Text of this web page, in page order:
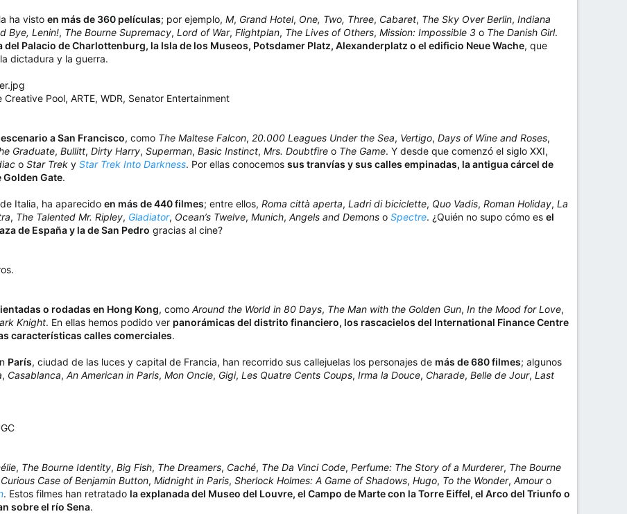
ha visto en más de 360 películas; por ejemplo, M, Grand Hotel, One, Two, Three, Cabaret, The Sky Over Berlin, Indiana
Bye, Lenin!, The Bourne Supremacy, Lord of War, Flightplan, The Lives of Others, Mission: Impossible 3 o The Danish Girl.
del Palacio de Charlottenburg, la Isla de los Museos, Potsdamer Platz, Alexanderplatz o el edificio Neue Wache, que
dictadura y la guerra.
Pool, ARTE, WDR, Senator Entertainment
a San Francisco, como The Maltese Falcon, 20.000 Leagues Under the Sea, Vertigo, Days of Wine and Roses,
Graduate, Bullitt, Dirty Harry, Superman, Basic Instinct, Mrs. Doubtfire o The Game. Y desde que comenzó el siglo XXI,
o Star Trek y Star Trek Into Darkness. Por ellas conocemos sus tranvías y sus calles empinadas, la antigua cárcel de
Gate.
Italia, ha aparecido en más de 440 filmes; entre ellos, Roma città aperta, Ladri di biciclette, Quo Vadis, Roman Holiday, La
, The Talented Mr. Ripley, Gladiator, Ocean’s Twelve, Munich, Angels and Demons o Spectre. ¿Quién no supo cómo es el
de España y la de San Pedro gracias al cine?
o rodadas en Hong Kong, como Around the World in 80 Days, The Man with the Golden Gun, In the Mood for Love,
Knight. En ellas hemos podido ver panorámicas del distrito financiero, los rascacielos del International Finance Centre
características calles comerciales.
París, ciudad de las luces y capital de Francia, han recorrido sus callejuelas los personajes de más de 680 filmes; algunos
, Casablanca, An American in Paris, Mon Oncle, Gigi, Les Quatre Cents Coups, Irma la Douce, Charade, Belle de Jour, Last
, The Bourne Identity, Big Fish, The Dreamers, Caché, The Da Vinci Code, Perfume: The Story of a Murderer, The Bourne
Case of Benjamin Button, Midnight in Paris, Sherlock Holmes: A Game of Shadows, Hugo, To the Wonder, Amouro
. Estos filmes han retratado la explanada del Museo del Louvre, el Campo de Marte con la Torre Eiffel, el Arco del Triunfo o
sobre el río Sena.